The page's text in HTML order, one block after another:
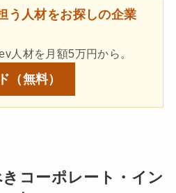
う人材をお探しの企業
人材を月額5万円から。
（無料）
コーポレート・イン